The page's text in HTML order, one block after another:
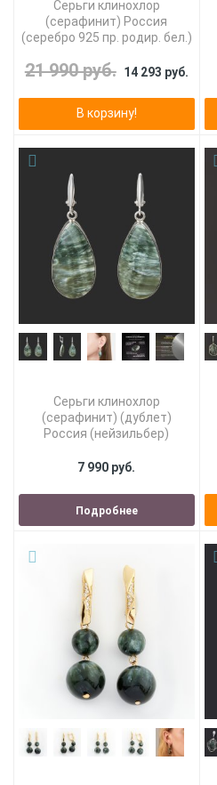
Серьги клинохлор
(серафинит) Россия
(серебро 925 пр. родир. бел.)
21 990 руб. 14 293 руб.
В корзину!
Серьги клинохлор
(серафинит) (дублет)
Россия (нейзильбер)
7 990 руб.
Подробнее